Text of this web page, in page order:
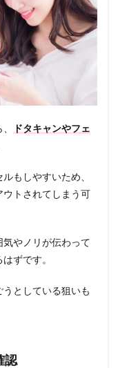
ドタキャンやフェ
もしやすいため、
トされてしまう可
やノリが伝わって
ずです。
としている狙いも
認